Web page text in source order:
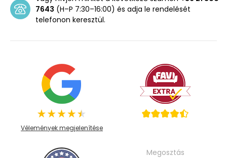
7643 (H–P 7:30–16:00) és adja le rendelését
telefonon keresztül.
Vélemények megjelenítése
Megosztás